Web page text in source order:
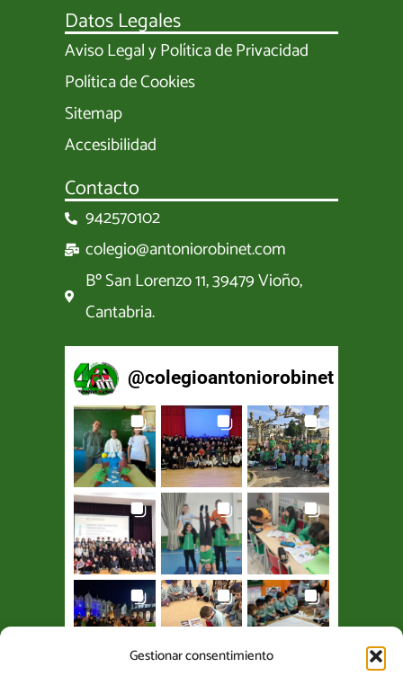
Gestionar consentimiento
Datos Legales
Aviso Legal y Política de Privacidad
Política de Cookies
Sitemap
Accesibilidad
Contacto
942570102
colegio@antoniorobinet.com
Bº San Lorenzo 11, 39479 Vioño,
Cantabria.
@colegioantoniorobinet